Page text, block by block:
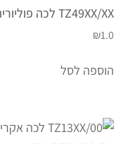
TZ49XX/XX לכה פוליוריתנית
₪1.0
הוספה לסל